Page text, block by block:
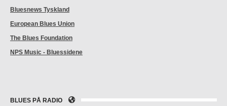
Bluesnews Tyskland
European Blues Union
The Blues Foundation
NPS Music - Bluessidene
BLUES PÅ RADIO